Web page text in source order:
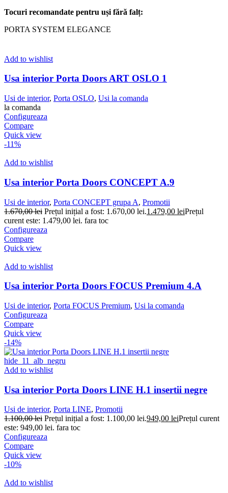
Tocuri recomandate pentru uși fără falț:
PORTA SYSTEM ELEGANCE
Add to wishlist
Usa interior Porta Doors ART OSLO 1
Usi de interior, Porta OSLO, Usi la comanda
la comanda
Configureaza
Compare
Quick view
-11%
Add to wishlist
Usa interior Porta Doors CONCEPT A.9
Usi de interior, Porta CONCEPT grupa A, Promotii
1.670,00lei Prețul inițial a fost: 1.670,00 lei.1.479,00 leiPrețul
curent este: 1.479,00 lei. fara toc
Configureaza
Compare
Quick view
Add to wishlist
Usa interior Porta Doors FOCUS Premium 4.A
Usi de interior, Porta FOCUS Premium, Usi la comanda
Configureaza
Compare
Quick view
-14%
Add to wishlist
Usa interior Porta Doors LINE H.1 insertii negre
Usi de interior, Porta LINE, Promotii
1.100,00lei Prețul inițial a fost: 1.100,00 lei.949,00 leiPrețul curent
este: 949,00 lei. fara toc
Configureaza
Compare
Quick view
-10%
Add to wishlist